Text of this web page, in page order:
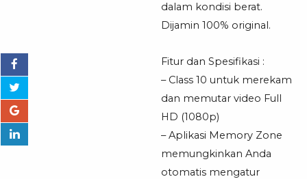
dalam kondisi berat.
Dijamin 100% original.
Fitur dan Spesifikasi :
– Class 10 untuk merekam
dan memutar video Full
HD (1080p)
– Aplikasi Memory Zone
memungkinkan Anda
otomatis mengatur